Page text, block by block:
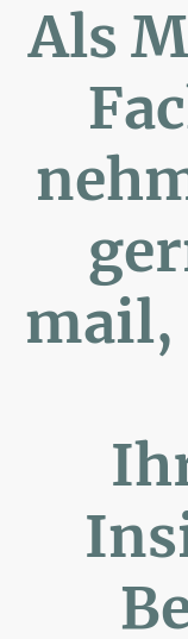
Als
mail,